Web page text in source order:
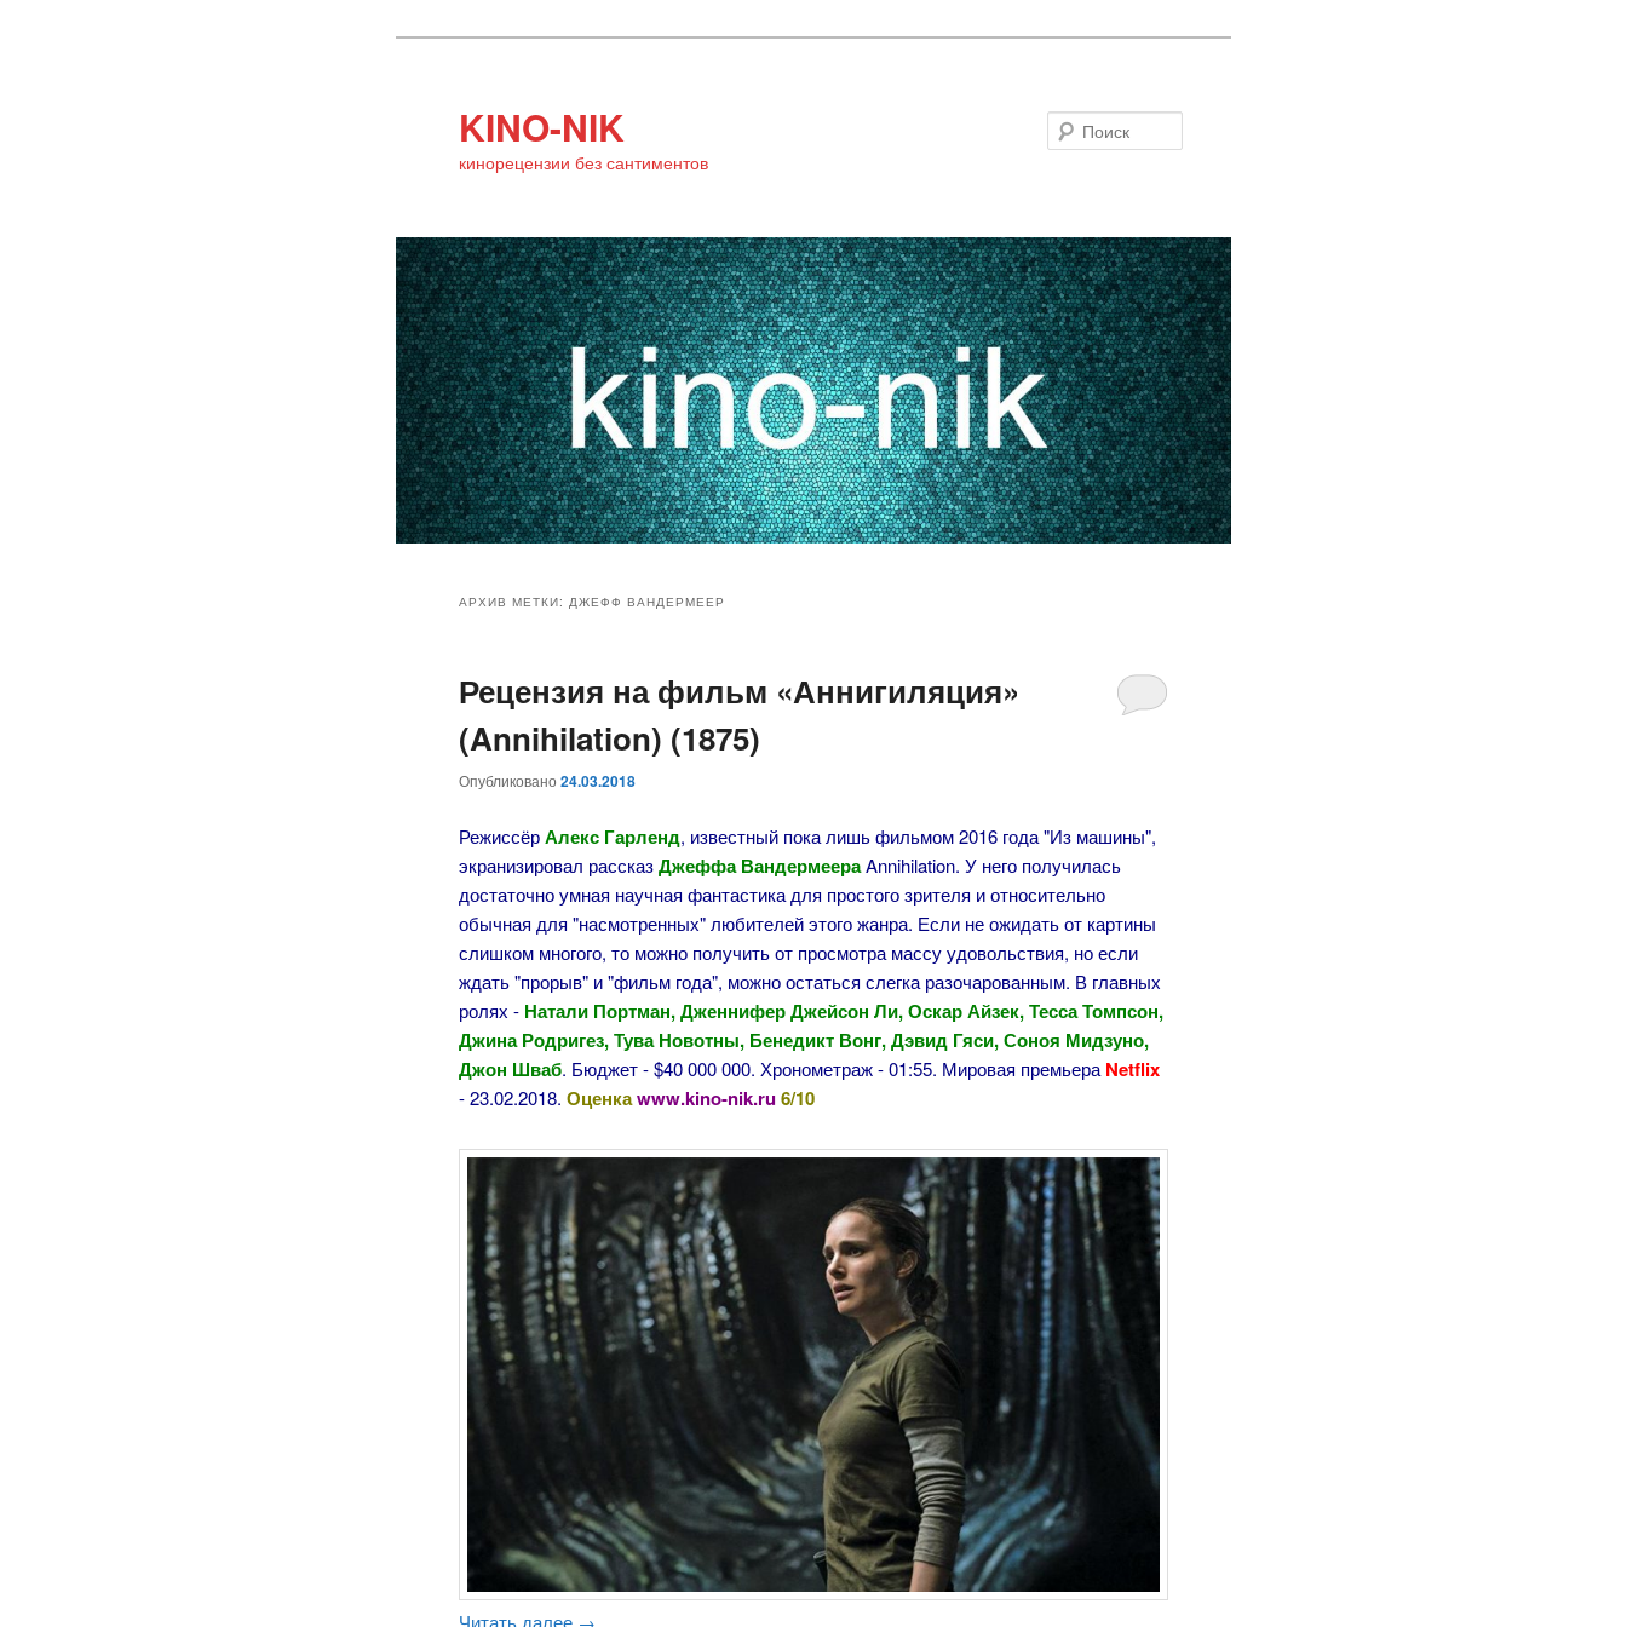
KINO-NIK
кинорецензии без сантиментов
основному
содержимому
дополнительному
содержимому
АРХИВ МЕТКИ: ДЖЕФФ ВАНДЕРМЕЕР
Рецензия на фильм «Аннигиляция»
(Annihilation) (1875)
Опубликовано24.03.2018
Режиссёр Алекс Гарленд, известный пока лишь фильмом 2016 года "Из машины",
экранизировал рассказДжеффа ВандермеераAnnihilation. У него получилась
достаточно умная научная фантастика для простого зрителя и относительно
обычная для "насмотренных" любителей этого жанра. Если не ожидать от картины
слишком многого, то можно получить от просмотра массу удовольствия, но если
ждать "прорыв" и "фильм года", можно остаться слегка разочарованным. В главных
ролях - Натали Портман, Дженнифер Джейсон Ли, Оскар Айзек, Тесса Томпсон,
Джина Родригез, Тува Новотны, Бенедикт Вонг, Дэвид Гяси, Соноя Мидзуно,
Джон Шваб. Бюджет - $40 000 000. Хронометраж - 01:55. Мировая премьера Netflix
- 23.02.2018.Оценкаwww.kino-nik.ru6/10
Читать далее →